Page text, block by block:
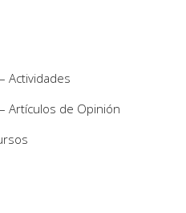
Actividades
Artículos de Opinión